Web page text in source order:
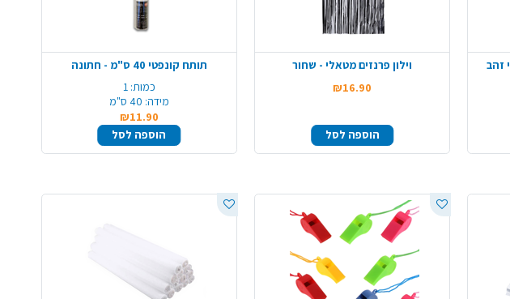
וילון פרנזים מטאלי - שחור
₪16.90
הוספה לסל
תותח קונפטי 40 ס"מ - חתונה
כמות: 1
מידה: 40 ס"מ
₪11.90
הוספה לסל